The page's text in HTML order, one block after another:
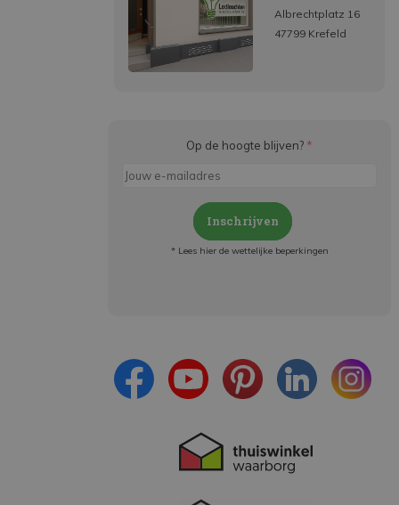
Albrechtplatz 16
47799 Krefeld
Op de hoogte blijven? *
Inschrijven
* Lees hier de wettelijke beperkingen